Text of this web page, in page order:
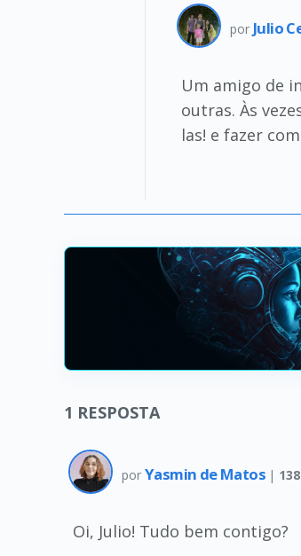
por Julio
Um amigo de
outras. Às
las! e fazer
1 RESPOSTA
por Yasmin de Matos |
Oi, Julio! Tudo bem contigo?